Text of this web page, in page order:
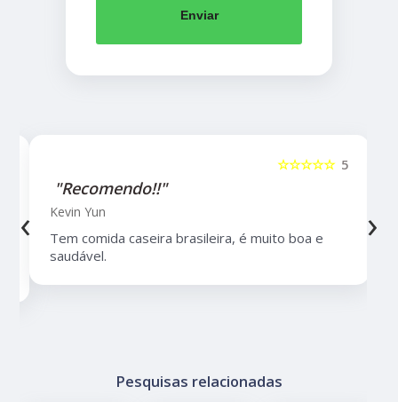
Enviar
5
☆☆☆☆☆
"Recomendo!!"
Kevin Yun
Tem comida caseira brasileira, é muito boa e
saudável.
‹ ›
Pesquisas relacionadas